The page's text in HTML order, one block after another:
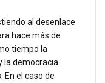
al desenlace
hace más de
tiempo la
la democracia.
En el caso de